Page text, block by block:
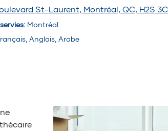
St-Laurent, Montréal, QC, H2S
: Montréal
Anglais, Arabe